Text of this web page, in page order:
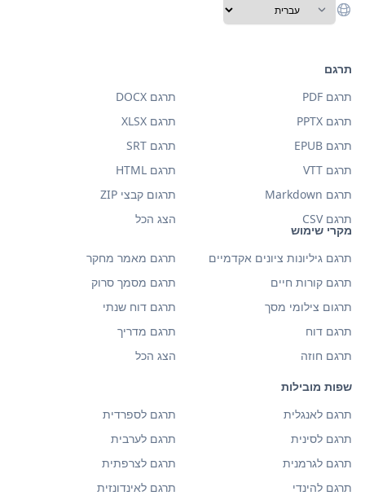
מקרי שימוש
תרגם גיליונות ציונים אקדמיים
תרגם מאמר מחקר
תרגם קורות חיים
תרגם מסמך סרוק
תרגום צילומי מסך
תרגם דוח שנתי
תרגם דוח
תרגם מדריך
תרגם חוזה
הצג הכל
שפות מובילות
תרגם לאנגלית
תרגם לספרדית
תרגם לסינית
תרגם לערבית
תרגם לגרמנית
תרגם לצרפתית
תרגם להינדי
תרגם לאינדונזית
תרגם
תרגם PDF
תרגם DOCX
תרגם PPTX
תרגם XLSX
תרגם EPUB
תרגם SRT
תרגם VTT
תרגם HTML
תרגם Markdown
תרגום קבצי ZIP
תרגם CSV
הצג הכל